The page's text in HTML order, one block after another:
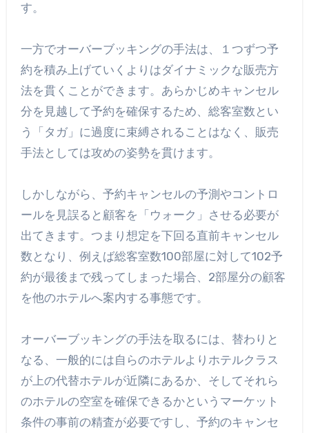
す。
一方でオーバーブッキングの手法は、１つずつ予
約を積み上げていくよりはダイナミックな販売方
法を貫くことができます。あらかじめキャンセル
分を見越して予約を確保するため、総客室数とい
う「タガ」に過度に束縛されることはなく、販売
手法としては攻めの姿勢を貫けます。
しかしながら、予約キャンセルの予測やコントロ
ールを見誤ると顧客を「ウォーク」させる必要が
出てきます。つまり想定を下回る直前キャンセル
数となり、例えば総客室数100部屋に対して102予
約が最後まで残ってしまった場合、2部屋分の顧客
を他のホテルへ案内する事態です。
オーバーブッキングの手法を取るには、替わりと
なる、一般的には自らのホテルよりホテルクラス
が上の代替ホテルが近隣にあるか、そしてそれら
のホテルの空室を確保できるかというマーケット
条件の事前の精査が必要ですし、予約のキャンセ